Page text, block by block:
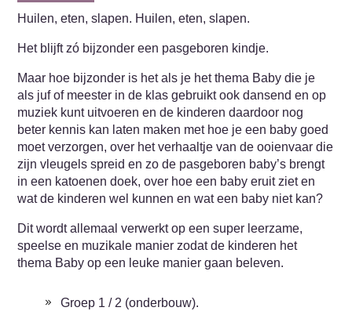
Huilen, eten, slapen. Huilen, eten, slapen.
Het blijft zó bijzonder een pasgeboren kindje.
Maar hoe bijzonder is het als je het thema Baby die je
als juf of meester in de klas gebruikt ook dansend en op
muziek kunt uitvoeren en de kinderen daardoor nog
beter kennis kan laten maken met hoe je een baby goed
moet verzorgen, over het verhaaltje van de ooienvaar die
zijn vleugels spreid en zo de pasgeboren baby’s brengt
in een katoenen doek, over hoe een baby eruit ziet en
wat de kinderen wel kunnen en wat een baby niet kan?
Dit wordt allemaal verwerkt op een super leerzame,
speelse en muzikale manier zodat de kinderen het
thema Baby op een leuke manier gaan beleven.
Groep 1 / 2 (onderbouw).